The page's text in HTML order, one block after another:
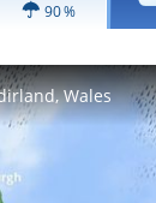
90 %
Wales